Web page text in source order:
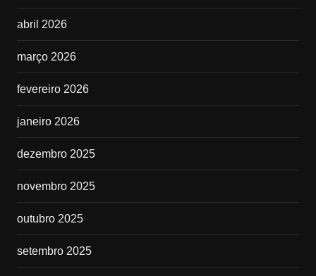
abril 2026
março 2026
fevereiro 2026
janeiro 2026
dezembro 2025
novembro 2025
outubro 2025
setembro 2025